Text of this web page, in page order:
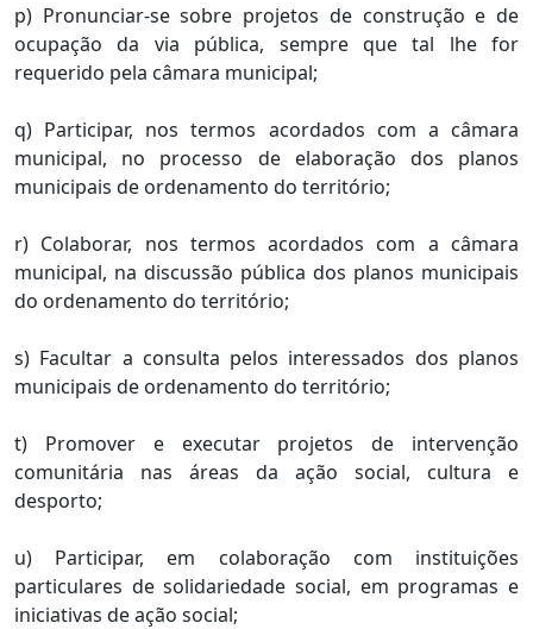
p) Pronunciar-se sobre projetos de construção e de
ocupação da via pública, sempre que tal lhe for
requerido pela câmara municipal;
q) Participar, nos termos acordados com a câmara
municipal, no processo de elaboração dos planos
municipais de ordenamento do território;
r) Colaborar, nos termos acordados com a câmara
municipal, na discussão pública dos planos municipais
do ordenamento do território;
s) Facultar a consulta pelos interessados dos planos
municipais de ordenamento do território;
t) Promover e executar projetos de intervenção
comunitária nas áreas da ação social, cultura e
desporto;
u) Participar, em colaboração com instituições
particulares de solidariedade social, em programas e
iniciativas de ação social;